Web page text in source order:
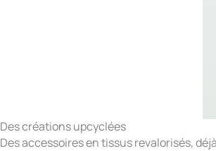
Des créations upcyclées
Des accessoires en tissus revalorisés,